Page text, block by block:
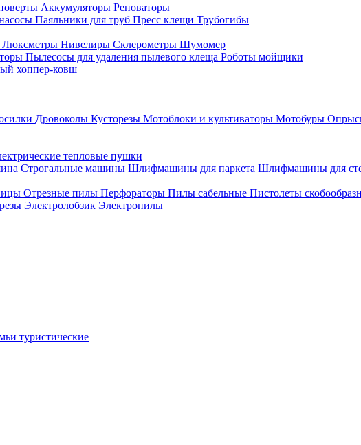
Аккумуляторы Реноваторы
Паяльники для труб Пресс клещи Трубогибы
Люксметры Нивелиры Склерометры Шумомер
Пылесосы для удаления пылевого клеща Роботы мойщики
хоппер-ковш
Дровоколы Кусторезы Мотоблоки и культиваторы Мотобуры
тепловые пушки
Строгальные машины Шлифмашины для паркета Шлифмашины для
Отрезные пилы Перфораторы Пилы сабельные Пистолеты
Электролобзик Электропилы
туристические